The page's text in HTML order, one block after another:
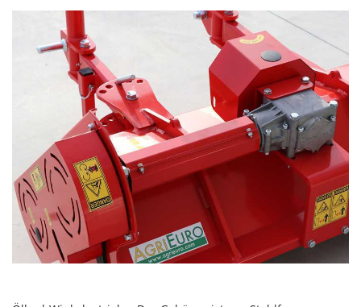
Rasensodenschneider
Rasentraktoren Aufsitzmäher
Rasentrimmer - Kantenschneider
Rasentrimmer - Motorsensen - Freischneider
Rührtöpfe mit Elektrischem Rührwerk
Rupfmaschinen
S
Sämaschinen und Düngerstreuer
Scheibenpflüge
Schneefräsen
Girmi
Goodyear
GRAEF
GreenBay
Greenworks
GRIFO
GVS
GYS
Hailo